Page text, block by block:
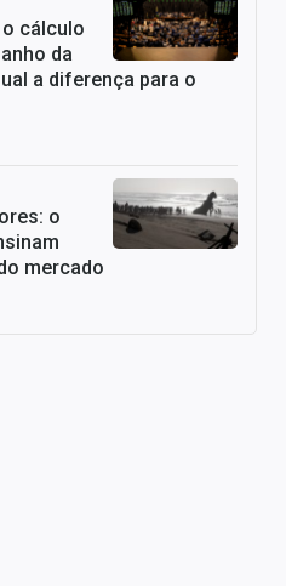
o cálculo
da
a diferença para o
o
mercado